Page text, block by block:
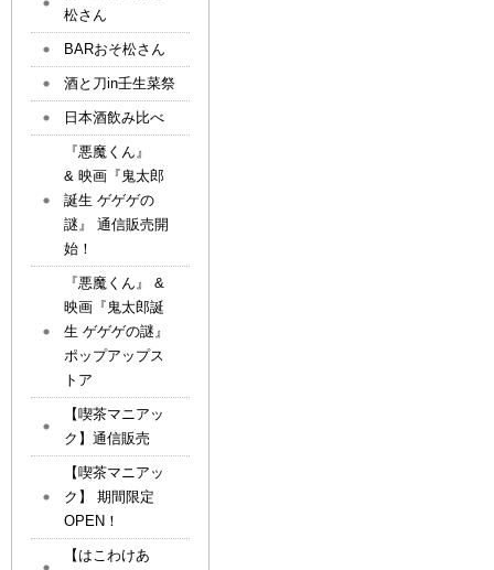
松さん
BARおそ松さん
酒と刀in壬生菜祭
日本酒飲み比べ
『悪魔くん』
& 映画『鬼太郎
誕生 ゲゲゲの
謎』 通信販売開
始！
『悪魔くん』 &
映画『鬼太郎誕
生 ゲゲゲの謎』
ポップアップス
トア
【喫茶マニアッ
ク】通信販売
【喫茶マニアッ
ク】 期間限定
OPEN！
【はこわけあ